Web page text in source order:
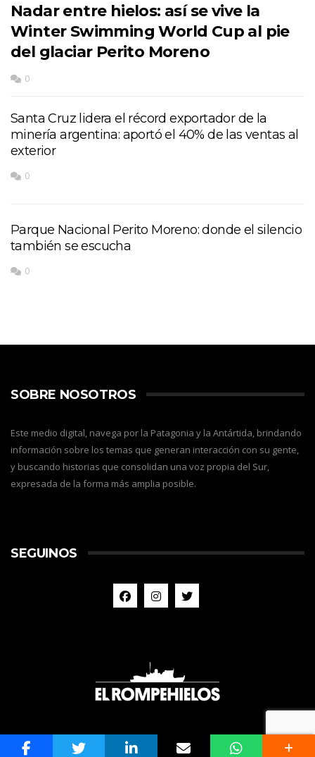
Nadar entre hielos: así se vive la
Winter Swimming World Cup al pie
del glaciar Perito Moreno
0
Santa Cruz lidera el récord exportador de la
minería argentina: aportó el 40% de las ventas al
exterior
0
Parque Nacional Perito Moreno: donde el silencio
también se escucha
0
SOBRE NOSOTROS
Este medio digital, navega por la Patagonia y la Antártida, brindando
información sobre los temas que generan interacción con su gente,
y buscando historias que consolidan una voz propia del Sur,
expresada de la forma más amplia posible.
SEGUINOS